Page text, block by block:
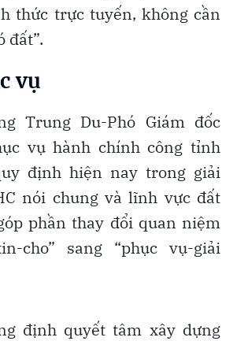
thức trực tuyến, không cần
đất”.
vụ
Trung Du-Phó Giám đốc
vụ hành chính công tỉnh
định hiện nay trong giải
nói chung và lĩnh vực đất
phần thay đổi quan niệm
cho” sang “phục vụ-giải
định quyết tâm xây dựng